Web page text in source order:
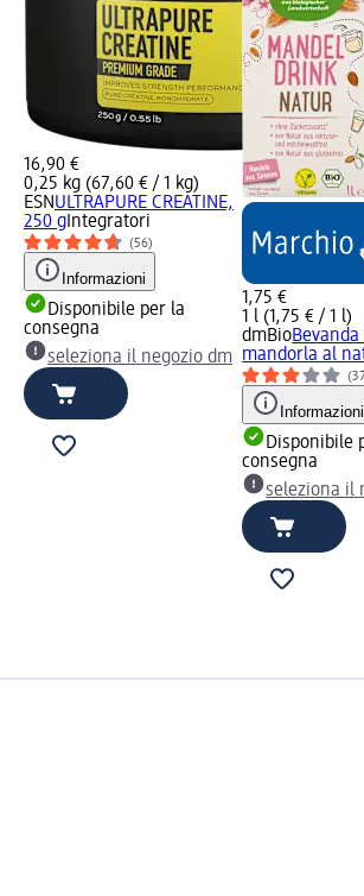
16,90 €
0,25 kg (67,60 € / 1 kg)
ESNULTRAPURE CREATINE,
250 g Integratori
(56)
Informazioni
Disponibile per la
consegna
seleziona il negozio dm
1,75 €
1 l (1,75 € / 1 l)
dmBio
mandorla al
Informazioni
Disponibile
consegna
seleziona il